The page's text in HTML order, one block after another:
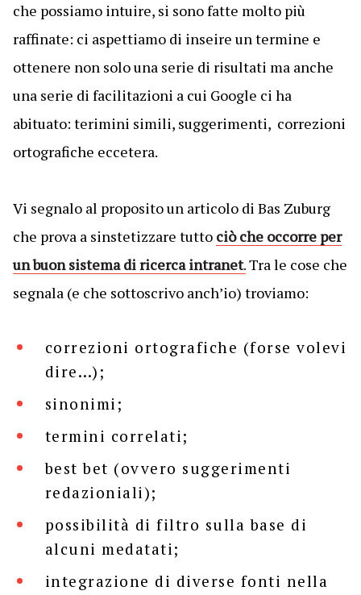
che possiamo intuire, si sono fatte molto più
raffinate: ci aspettiamo di inseire un termine e
ottenere non solo una serie di risultati ma anche
una serie di facilitazioni a cui Google ci ha
abituato: terimini simili, suggerimenti, correzioni
ortografiche eccetera.
Vi segnalo al proposito un articolo di Bas Zuburg
che prova a sinstetizzare tutto ciò che occorre per
un buon sistema di ricerca intranet.Tra le cose che
segnala (e che sottoscrivo anch’io) troviamo:
correzioni ortografiche (forse volevi
dire…);
sinonimi;
termini correlati;
best bet (ovvero suggerimenti
redazioniali);
possibilità di filtro sulla base di
alcuni medatati;
integrazione di diverse fonti nella